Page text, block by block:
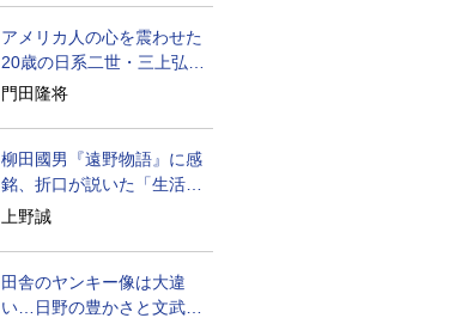
アメリカ人の心を震わせた
20歳の日系二世・三上弘文
の翻訳
門田隆将
柳田國男『遠野物語』に感
銘、折口が説いた「生活の
古典」
上野誠
田舎のヤンキー像は大違
い…日野の豊かさと文武両